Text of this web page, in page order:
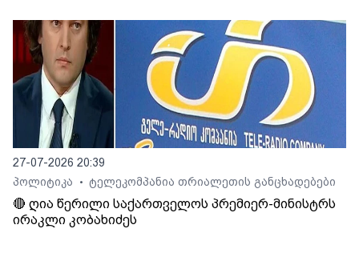
27-07-2026 20:39
პოლიტიკა
• ტელეკომპანია თრიალეთის განცხადებები
🔴 ღია წერილი საქართველოს პრემიერ-მინისტრს
ირაკლი კობახიძეს